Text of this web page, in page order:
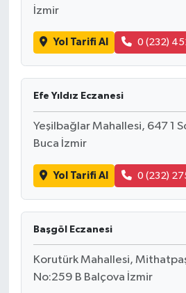
İzmir
Yol Tarifi Al 0 (232)
Efe Yıldız Eczanesi
Yeşilbağlar Mahallesi, 647 1
Buca İzmir
Yol Tarifi Al 0 (232)
Başgöl Eczanesi
Korutürk Mahallesi,
No:259 B Balçova İzmir